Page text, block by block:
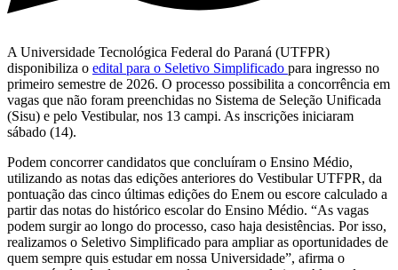
A Universidade Tecnológica Federal do Paraná (UTFPR)
disponibiliza o edital para o Seletivo Simplificado para ingresso no
primeiro semestre de 2026. O processo possibilita a concorrência em
vagas que não foram preenchidas no Sistema de Seleção Unificada
(Sisu) e pelo Vestibular, nos 13 campi. As inscrições iniciaram
sábado (14).
Podem concorrer candidatos que concluíram o Ensino Médio,
utilizando as notas das edições anteriores do Vestibular UTFPR, da
pontuação das cinco últimas edições do Enem ou escore calculado a
partir das notas do histórico escolar do Ensino Médio. “As vagas
podem surgir ao longo do processo, caso haja desistências. Por isso,
realizamos o Seletivo Simplificado para ampliar as oportunidades de
quem sempre quis estudar em nossa Universidade”, afirma o